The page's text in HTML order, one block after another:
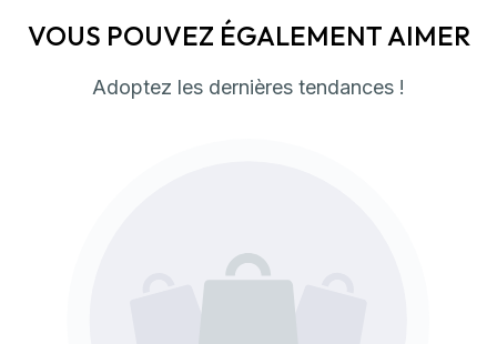
VOUS POUVEZ ÉGALEMENT AIMER
Adoptez les dernières tendances !